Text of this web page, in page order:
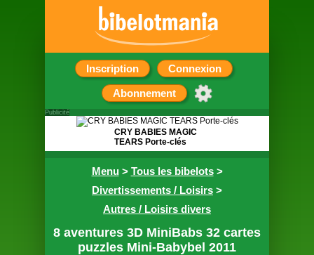
Inscription Connexion
Abonnement
Menu> Tous les bibelots>
Divertissements / Loisirs >
Autres / Loisirs divers
8 aventures 3D MiniBabs 32 cartes
puzzles Mini-Babybel 2011
Publicité
CRY BABIES MAGIC
TEARS Porte-clés
contenant un porte